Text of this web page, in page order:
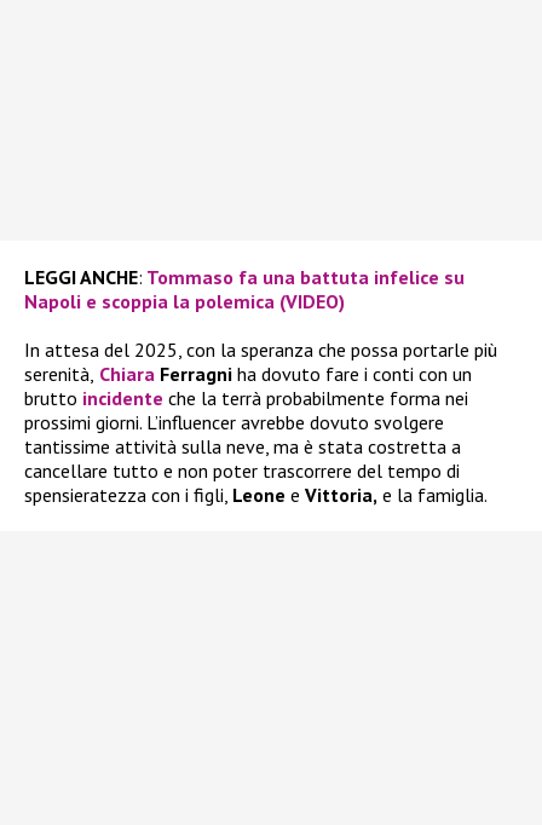
LEGGI ANCHE: Tommaso fa una battuta infelice su
Napoli e scoppia la polemica (VIDEO)
In attesa del 2025, con la speranza che possa portarle più
serenità, Chiara Ferragni ha dovuto fare i conti con un
brutto incidente che la terrà probabilmente forma nei
prossimi giorni. L’influencer avrebbe dovuto svolgere
tantissime attività sulla neve, ma è stata costretta a
cancellare tutto e non poter trascorrere del tempo di
spensieratezza con i figli, Leone e Vittoria, e la famiglia.